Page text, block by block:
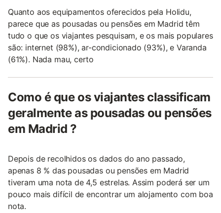
Quanto aos equipamentos oferecidos pela Holidu,
parece que as pousadas ou pensões em Madrid têm
tudo o que os viajantes pesquisam, e os mais populares
são: internet (98%), ar-condicionado (93%), e Varanda
(61%). Nada mau, certo
Como é que os viajantes classificam
geralmente as pousadas ou pensões
em Madrid ?
Depois de recolhidos os dados do ano passado,
apenas 8 % das pousadas ou pensões em Madrid
tiveram uma nota de 4,5 estrelas. Assim poderá ser um
pouco mais difícil de encontrar um alojamento com boa
nota.